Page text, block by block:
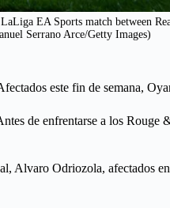
EA Sports match between
Serrano Arce/Getty Images)
este fin de semana,
de enfrentarse a los
Alvaro Odriozola, afectados